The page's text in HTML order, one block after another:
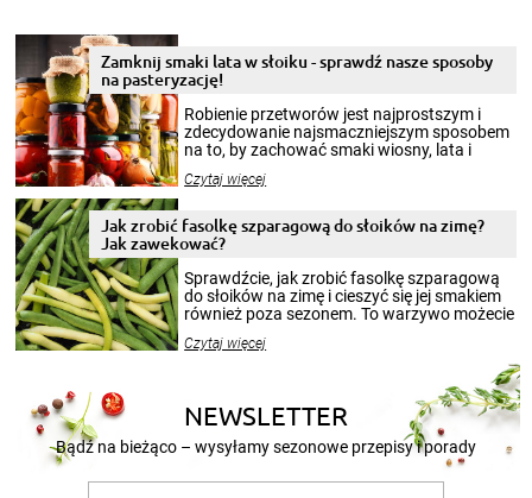
Zamknij smaki lata w słoiku - sprawdź nasze sposoby
na pasteryzację!
Robienie przetworów jest najprostszym i
zdecydowanie najsmaczniejszym sposobem
na to, by zachować smaki wiosny, lata i
krajobrazów, by cieszyć nimi oko w sezonie
pełni poczuć atmosferę cieplejszych
miesięcy. Przygotowanie słoików ze
smakowitą zawartością musi obejmować
patenty, które pozwolą zachować świeżość
przetworów.
Czytaj więcej
Jak zrobić fasolkę szparagową do słoików na zimę?
Jak zawekować?
Sprawdźcie, jak zrobić fasolkę szparagową
do słoików na zimę i cieszyć się jej smakiem
również poza sezonem. To warzywo możecie
nasze propozycje!
Czytaj więcej
NEWSLETTER
Bądź na bieżąco – wysyłamy sezonowe przepisy i porady